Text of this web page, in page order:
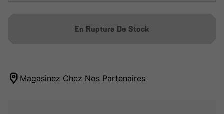
En Rupture De Stock
Magasinez Chez Nos Partenaires